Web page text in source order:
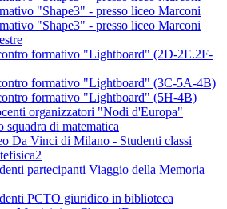
"Shape3" - presso liceo Marconi
"Shape3" - presso liceo Marconi
formativo "Lightboard" (2D-2E.2F-
formativo "Lightboard" (3C-5A-4B)
formativo "Lightboard" (5H-4B)
organizzatori "Nodi d'Europa"
squadra di matematica
Da Vinci di Milano - Studenti classi
partecipanti Viaggio della Memoria
PCTO giuridico in biblioteca